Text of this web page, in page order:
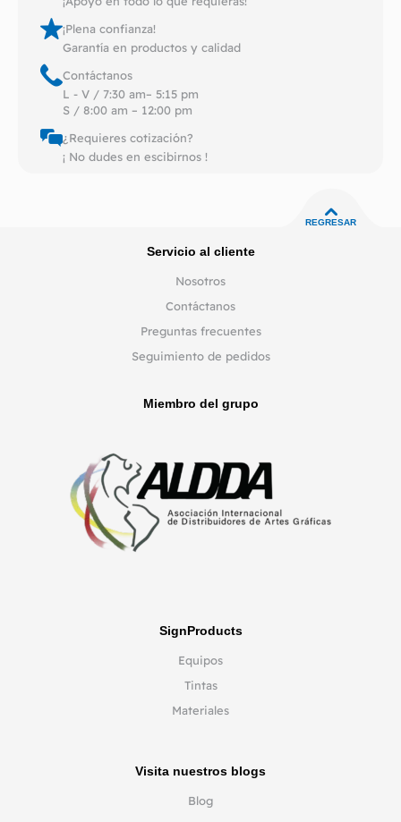
¡Plena confianza!
Garantía en productos y calidad
Contáctanos
L - V / 7:30 am– 5:15 pm
S / 8:00 am – 12:00 pm
¿Requieres cotización?
¡ No dudes en escibirnos !
REGRESAR
Servicio al cliente
Nosotros
Contáctanos
Preguntas frecuentes
Seguimiento de pedidos
Miembro del grupo
SignProducts
Equipos
Tintas
Materiales
Visita nuestros blogs
Blog